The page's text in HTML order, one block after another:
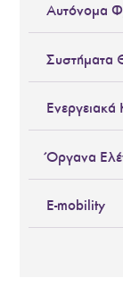
Αυτόνομα
Συστήματα
Όργανα
E-mobility